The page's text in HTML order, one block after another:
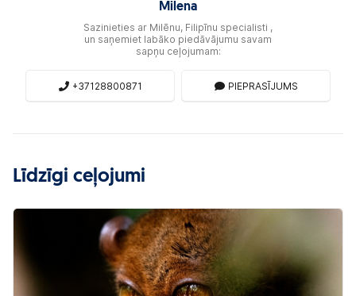
Milena
Sazinieties ar Milēnu, Filipīnu specialisti ,
un saņemiet labāko piedāvājumu savam
sapņu ceļojumam:
+37128800871 PIEPRASĪJUMS
Līdzīgi ceļojumi